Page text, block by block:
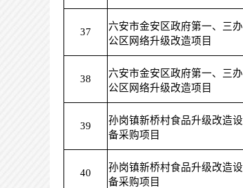
37
六安市金安区政府第一、三办
公区网络升级改造项目
38
六安市金安区政府第一、三办
公区网络升级改造项目
39
孙岗镇新桥村食品升级改造设
备采购项目
40
孙岗镇新桥村食品升级改造设
备采购项目